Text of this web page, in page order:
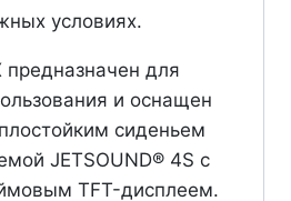
условиях.
предназначен для
и оснащен
сиденьем
JETSOUND® 4S с
TFT-дисплеем.